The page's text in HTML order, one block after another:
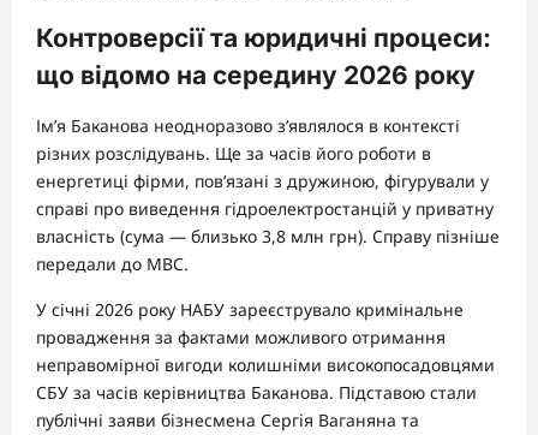
Контроверсії та юридичні процеси:
що відомо на середину 2026 року
Ім’я Баканова неодноразово з’являлося в контексті
різних розслідувань. Ще за часів його роботи в
енергетиці фірми, пов’язані з дружиною, фігурували у
справі про виведення гідроелектростанцій у приватну
власність (сума — близько 3,8 млн грн). Справу пізніше
передали до МВС.
У січні 2026 року НАБУ зареєструвало кримінальне
провадження за фактами можливого отримання
неправомірної вигоди колишніми високопосадовцями
СБУ за часів керівництва Баканова. Підставою стали
публічні заяви бізнесмена Сергія Ваганяна та